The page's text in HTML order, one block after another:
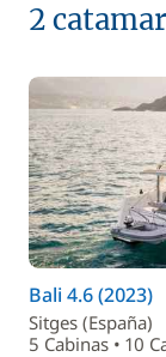
2
Bali 4.6 (2023)
Sitges (España)
5 Cabinas • 10